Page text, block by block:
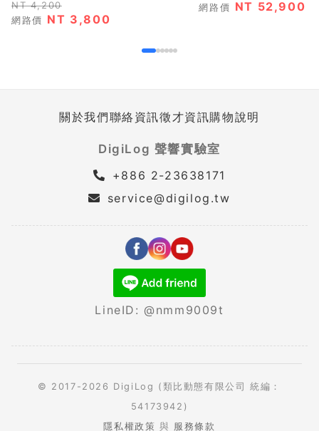
NT 4,200
網路價 NT 3,800
網路價 NT 52,900
關於我們聯絡資訊徵才資訊購物說明
DigiLog 聲響實驗室
+886 2-23638171
service@digilog.tw
LineID: @nmm9009t
© 2017-2026 DigiLog (類比動態有限公司 統編：
54173942)
隱私權政策 與 服務條款